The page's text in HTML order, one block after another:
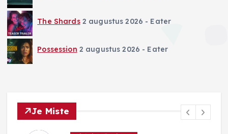
The Shards 2 augustus 2026 - Eater
Possession 2 augustus 2026 - Eater
Je Miste